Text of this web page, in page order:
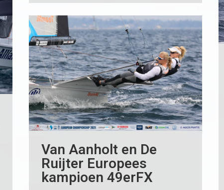
Van Aanholt en De
Ruijter Europees
kampioen 49erFX